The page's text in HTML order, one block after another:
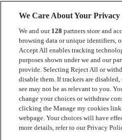
Kontakt
Press
Om Luger
Samarbeten
Boka artist
We Care About Your Privacy
We and our 128 partners store and
browsing data or unique identifiers,
Accept All enables tracking
purposes shown under we and our
provide. Selecting Reject All or
disable them. If trackers are
see may not be as relevant to you.
change your choices or withdraw
clicking the Manage my cookies
webpage. Your choices will have
more details, refer to our Privacy